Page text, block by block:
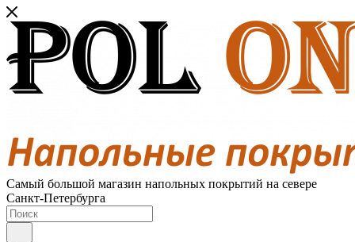
Самый большой магазин напольных покрытий на севере
Санкт-Петербурга